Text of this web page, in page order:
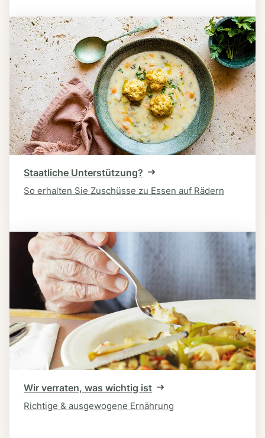
Staatliche Unterstützung?
So erhalten Sie Zuschüsse zu Essen auf Rädern
Wir verraten, was wichtig ist
Richtige & ausgewogene Ernährung